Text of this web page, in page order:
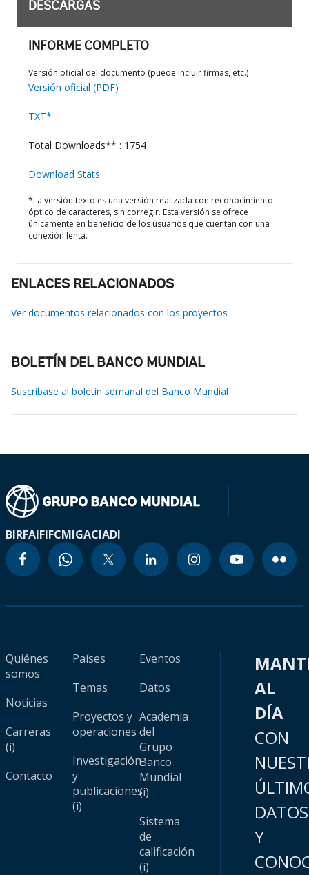
DESCARGAS
INFORME COMPLETO
Versión oficial del documento (puede incluir firmas, etc.)
Versión oficial (PDF)
TXT*
Total Downloads** : 1754
Download Stats
*La versión texto es una versión realizada con reconocimiento
óptico de caracteres, sin corregir. Esta versión se ofrece
únicamente en beneficio de los usuarios que cuentan con una
conexión lenta.
ENLACES RELACIONADOS
Ver documentos relacionados con los proyectos
BOLETÍN DEL BANCO MUNDIAL
Suscríbase al boletín semanal del Banco Mundial
BIRFAIFIFCMIGACIADI
Quiénes
somos
Noticias
Carreras
(i)
Contacto
Países
Temas
Proyectos y
operaciones
Investigación
y
publicaciones
(i)
Eventos
Datos
Academia
del
Grupo
Banco
Mundial
(i)
Sistema
de
calificación
(i)
AL
DÍA
CON
DATOS
Y